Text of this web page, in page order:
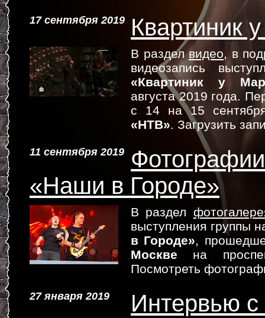
17 сентября 2019 Квартиник
В разделвидео, в
видеозапись
«Квартиник у
августа 2019 года.
с 14 на 15
«НТВ». Загрузить
11 сентября 2019
«Наши в Городе»
В раздел
выступления группы
в Городе»,
Москве на
Посмотреть
27 января 2019
Интервью с